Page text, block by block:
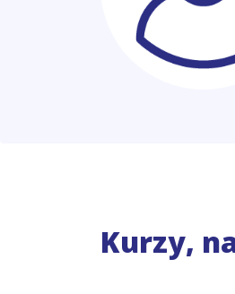
Kurzy,